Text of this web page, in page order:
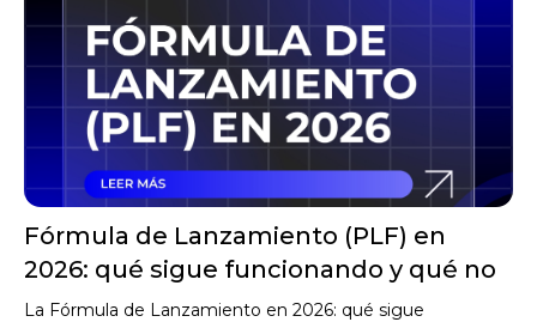
Fórmula de Lanzamiento (PLF) en
2026: qué sigue funcionando y qué no
La Fórmula de Lanzamiento en 2026: qué sigue